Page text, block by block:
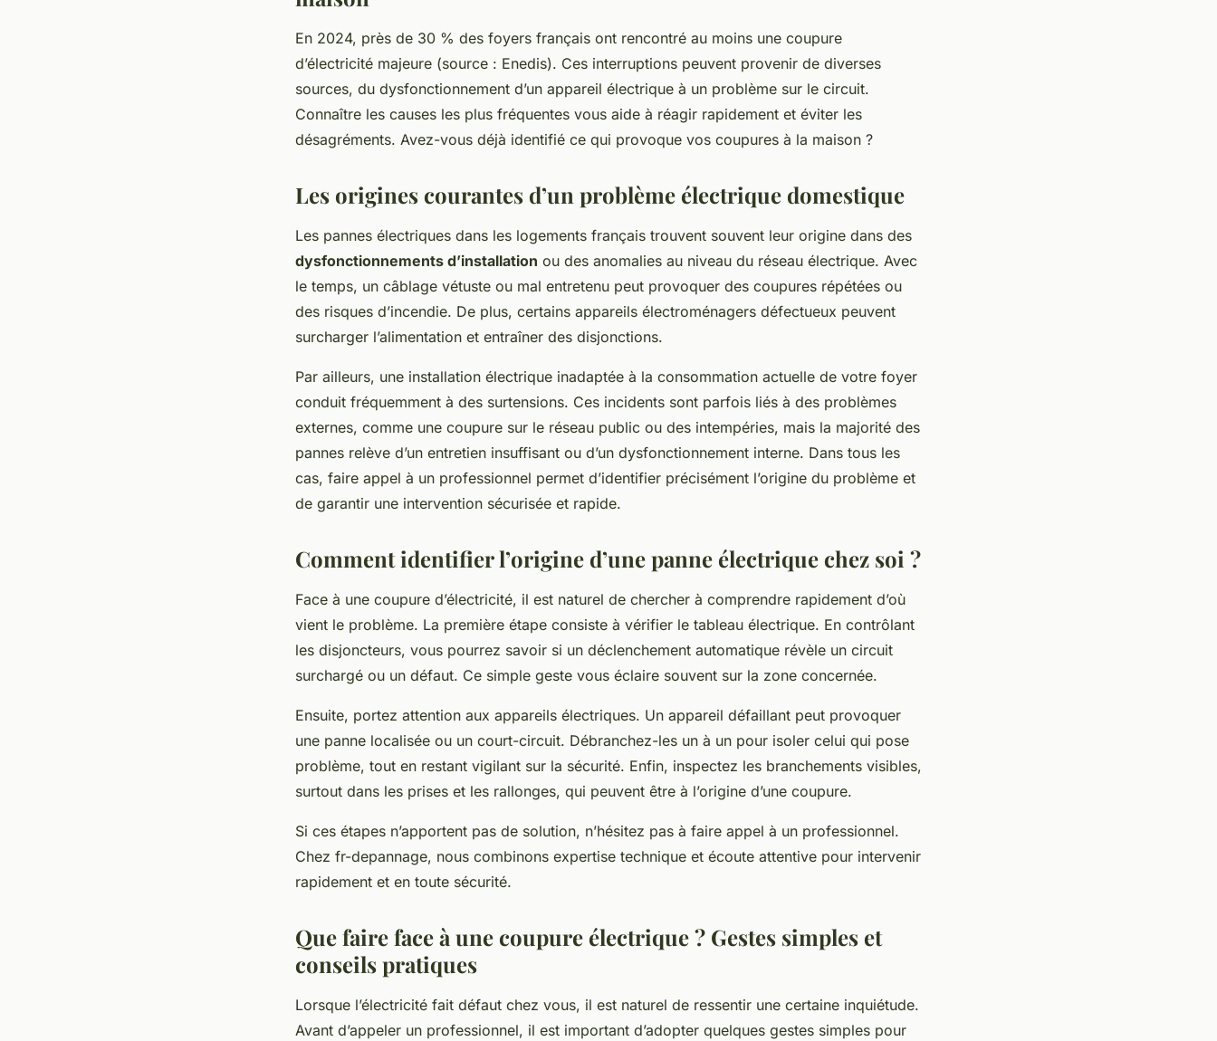
En 2024, près de 30 % des foyers français ont rencontré au moins une coupure
d’électricité majeure (source : Enedis). Ces interruptions peuvent provenir de diverses
sources, du dysfonctionnement d’un appareil électrique à un problème sur le circuit.
Connaître les causes les plus fréquentes vous aide à réagir rapidement et éviter les
désagréments. Avez-vous déjà identifié ce qui provoque vos coupures à la maison ?
Les origines courantes d’un problème électrique domestique
Les pannes électriques dans les logements français trouvent souvent leur origine dans des
dysfonctionnements d’installation ou des anomalies au niveau du réseau électrique. Avec
le temps, un câblage vétuste ou mal entretenu peut provoquer des coupures répétées ou
des risques d’incendie. De plus, certains appareils électroménagers défectueux peuvent
surcharger l’alimentation et entraîner des disjonctions.
Par ailleurs, une installation électrique inadaptée à la consommation actuelle de votre foyer
conduit fréquemment à des surtensions. Ces incidents sont parfois liés à des problèmes
externes, comme une coupure sur le réseau public ou des intempéries, mais la majorité des
pannes relève d’un entretien insuffisant ou d’un dysfonctionnement interne. Dans tous les
cas, faire appel à un professionnel permet d’identifier précisément l’origine du problème et
de garantir une intervention sécurisée et rapide.
Comment identifier l’origine d’une panne électrique chez soi ?
Face à une coupure d’électricité, il est naturel de chercher à comprendre rapidement d’où
vient le problème. La première étape consiste à vérifier le tableau électrique. En contrôlant
les disjoncteurs, vous pourrez savoir si un déclenchement automatique révèle un circuit
surchargé ou un défaut. Ce simple geste vous éclaire souvent sur la zone concernée.
Ensuite, portez attention aux appareils électriques. Un appareil défaillant peut provoquer
une panne localisée ou un court-circuit. Débranchez-les un à un pour isoler celui qui pose
problème, tout en restant vigilant sur la sécurité. Enfin, inspectez les branchements visibles,
surtout dans les prises et les rallonges, qui peuvent être à l’origine d’une coupure.
Si ces étapes n’apportent pas de solution, n’hésitez pas à faire appel à un professionnel.
Chez fr-depannage, nous combinons expertise technique et écoute attentive pour intervenir
rapidement et en toute sécurité.
Que faire face à une coupure électrique ? Gestes simples et
conseils pratiques
Lorsque l’électricité fait défaut chez vous, il est naturel de ressentir une certaine inquiétude.
Avant d’appeler un professionnel, il est important d’adopter quelques gestes simples pour